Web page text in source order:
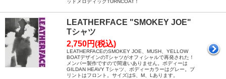
ッドメロディックTURNCOAT！
LEATHERFACE "SMOKEY JOE"
Tシャツ
2,750円(税込)
LEATHERFACEのSMOKEY JOE、MUSH、YELLOW
BOATデザインのTシャツがオフィシャルで再発された！
メンバー製作ですので間違いありません。ボディーは
GILDAN HEAVY Tシャツ、ボディーカラーはグレー。プ
リントはフロント。サイズはS、M、Lあります。